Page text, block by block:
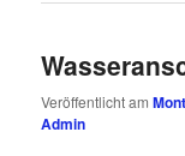
Veröffentlicht am
Admin